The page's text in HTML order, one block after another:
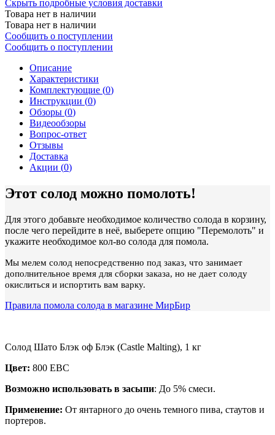
Скрыть подробные условия доставки
Товара нет в наличии
Товара нет в наличии
Сообщить о поступлении
Сообщить о поступлении
Описание
Характеристики
Комплектующие (0)
Инструкции (0)
Обзоры (0)
Видеообзоры
Вопрос-ответ
Отзывы
Доставка
Акции (0)
Этот солод можно помолоть!
Для этого добавьте необходимое количество солода в корзину,
после чего перейдите в неё, выберете опцию "Перемолоть" и
укажите необходимое кол-во солода для помола.
Мы мелем солод непосредственно под заказ, что занимает
дополнительное время для сборки заказа, но не дает солоду
окислиться и испортить вам варку.
Правила помола солода в магазине МирБир
Солод Шато Блэк оф Блэк (Castle Malting), 1 кг
Цвет: 800 EBC
Возможно использовать в засыпи: До 5% смеси.
Применение: От янтарного до очень темного пива, стаутов и
портеров.